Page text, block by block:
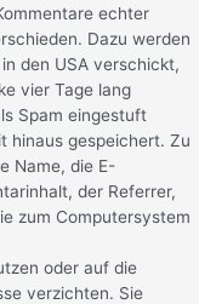
echter
Dazu werden
den USA verschickt,
vier Tage lang
Spam eingestuft
hinaus gespeichert. Zu
Name, die E-
der Referrer,
zum Computersystem
oder auf die
verzichten. Sie